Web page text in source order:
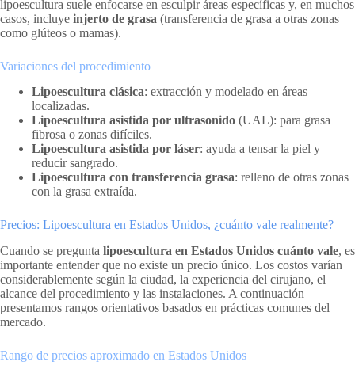
lipoescultura suele enfocarse en esculpir áreas específicas y, en muchos
casos, incluye injerto de grasa (transferencia de grasa a otras zonas
como glúteos o mamas).
Variaciones del procedimiento
Lipoescultura clásica: extracción y modelado en áreas
localizadas.
Lipoescultura asistida por ultrasonido (UAL): para grasa
fibrosa o zonas difíciles.
Lipoescultura asistida por láser: ayuda a tensar la piel y
reducir sangrado.
Lipoescultura con transferencia grasa: relleno de otras zonas
con la grasa extraída.
Precios: Lipoescultura en Estados Unidos, ¿cuánto vale realmente?
Cuando se pregunta lipoescultura en Estados Unidos cuánto vale, es
importante entender que no existe un precio único. Los costos varían
considerablemente según la ciudad, la experiencia del cirujano, el
alcance del procedimiento y las instalaciones. A continuación
presentamos rangos orientativos basados en prácticas comunes del
mercado.
Rango de precios aproximado en Estados Unidos